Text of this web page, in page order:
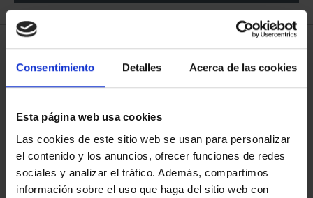
Consentimiento Detalles Acerca de las cookies
Esta página web usa cookies
Las cookies de este sitio web se usan para personalizar
el contenido y los anuncios, ofrecer funciones de redes
sociales y analizar el tráfico. Además, compartimos
información sobre el uso que haga del sitio web con
5 Productos encontrados